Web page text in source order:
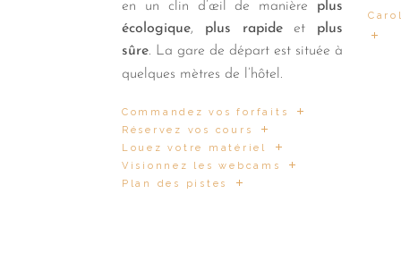
en un clin d’œil de manière plus
écologique, plus rapideet plus
sûre. La gare de départ est située à
quelques mètres de l’hôtel.
Commandez vos forfaits
Réservez vos cours
Louez votre matériel
Visionnez les webcams
Plan des pistes